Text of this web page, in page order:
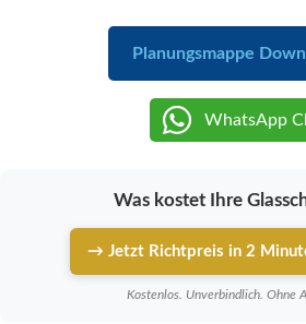
Planungsmappe
WhatsApp
Was kostet Ihre
→ Jetzt Richtpreis in 2
Kostenlos. Unverbindlich. Ohne